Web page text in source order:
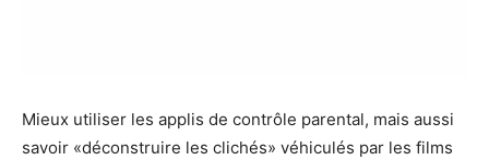
Mieux utiliser les applis de contrôle parental, mais aussi
savoir «déconstruire les clichés» véhiculés par les films